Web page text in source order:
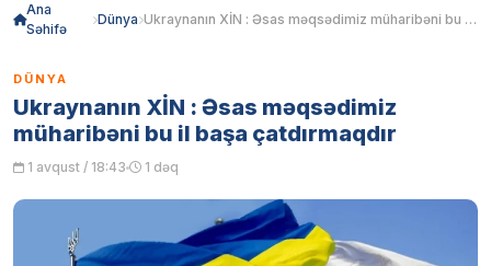
Ana
Səhifə
Dünya Ukraynanın XİN : Əsas məqsədimiz müharibəni bu il başa çatdırmaqdır
DÜNYA
Ukraynanın XİN : Əsas məqsədimiz
müharibəni bu il başa çatdırmaqdır
1 avqust / 18:43 1 dəq